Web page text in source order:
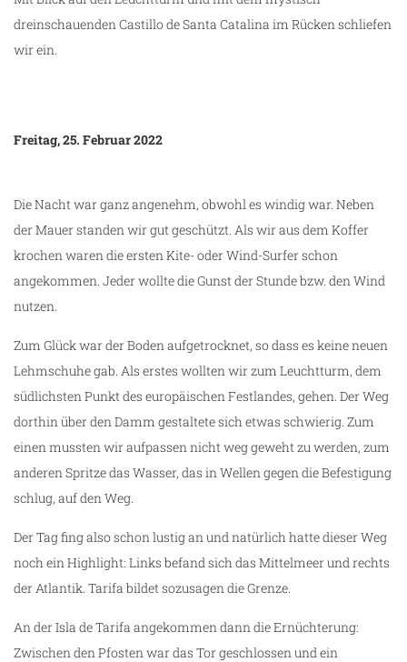
dreinschauenden Castillo de Santa Catalina im Rücken schliefen
wir ein.
Freitag, 25. Februar 2022
Die Nacht war ganz angenehm, obwohl es windig war. Neben
der Mauer standen wir gut geschützt. Als wir aus dem Koffer
krochen waren die ersten Kite- oder Wind-Surfer schon
angekommen. Jeder wollte die Gunst der Stunde bzw. den Wind
nutzen.
Zum Glück war der Boden aufgetrocknet, so dass es keine neuen
Lehmschuhe gab. Als erstes wollten wir zum Leuchtturm, dem
südlichsten Punkt des europäischen Festlandes, gehen. Der Weg
dorthin über den Damm gestaltete sich etwas schwierig. Zum
einen mussten wir aufpassen nicht weg geweht zu werden, zum
anderen Spritze das Wasser, das in Wellen gegen die Befestigung
schlug, auf den Weg.
Der Tag fing also schon lustig an und natürlich hatte dieser Weg
noch ein Highlight: Links befand sich das Mittelmeer und rechts
der Atlantik. Tarifa bildet sozusagen die Grenze.
An der Isla de Tarifa angekommen dann die Ernüchterung:
Zwischen den Pfosten war das Tor geschlossen und ein